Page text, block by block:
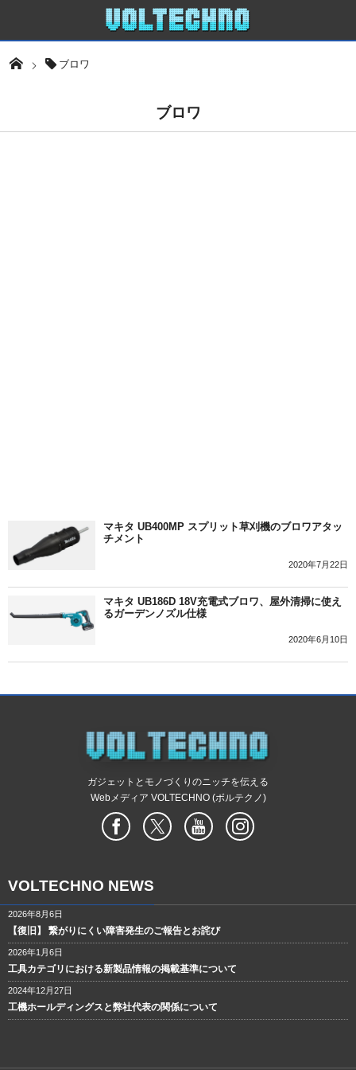
ブロワ
ブロワ
マキタ UB400MP スプリット草刈機のブロワアタッ
チメント
2020年7月22日
マキタ UB186D 18V充電式ブロワ、屋外清掃に使え
るガーデンノズル仕様
2020年6月10日
ガジェットとモノづくりのニッチを伝える
Webメディア VOLTECHNO (ボルテクノ)
VOLTECHNO NEWS
2026年8月6日
【復旧】 繋がりにくい障害発生のご報告とお詫び
2026年1月6日
工具カテゴリにおける新製品情報の掲載基準について
2024年12月27日
工機ホールディングスと弊社代表の関係について